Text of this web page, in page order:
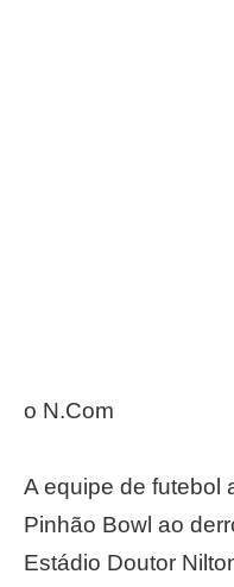
o N.Com
A equipe de futebol
Pinhão Bowl ao
Estádio Doutor